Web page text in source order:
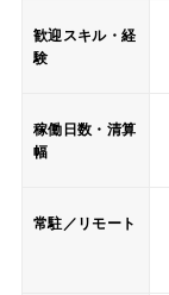
歓迎スキル・経
験
稼働日数・清算
幅
常駐／リモート